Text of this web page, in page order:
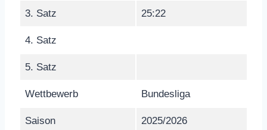
3. Satz 25:22
4. Satz
5. Satz
Wettbewerb Bundesliga
Saison 2025/2026